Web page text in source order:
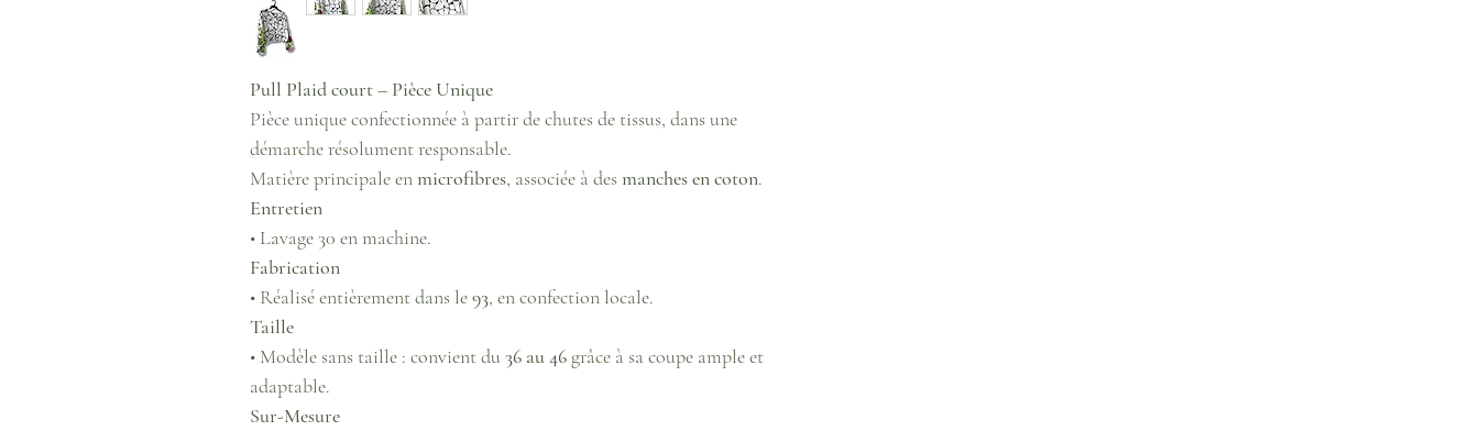
Pull Plaid court – Pièce Unique
Pièce unique confectionnée à partir de chutes de tissus, dans une
démarche résolument responsable.
Matière principale enmicrofibres, associée à des manches en coton.
Entretien
• Lavage 30 en machine.
Fabrication
• Réalisé entièrement dans le93, en confection locale.
Taille
• Modèle sans taille : convient du 36 au 46 grâce à sa coupe ample et
adaptable.
Sur-Mesure